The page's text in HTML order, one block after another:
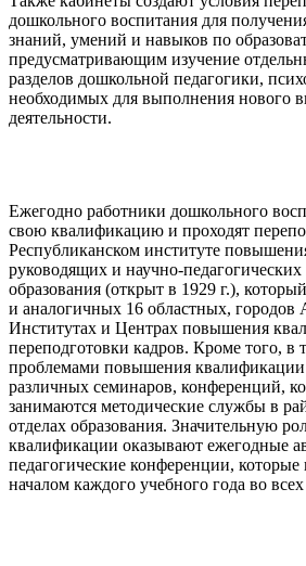
дошкольного воспитания для
знаний, умений и навыков по
предусматривающим изучение
разделов дошкольной педагогики,
необходимых для выполнения нового
деятельности.
Ежегодно работники дошкольного
свою квалификацию и проходят
Республиканском институте
руководящих и научно-педагогических
образования (открыт в 1929 г.),
и аналогичных 16 областных, городов
Институтах и Центрах повышения
переподготовки кадров. Кроме того, в
проблемами повышения квалификации
различных семинаров, конференций,
занимаются методические службы в
отделах образования. Значительную
квалификации оказывают ежегодные
педагогические конференции, которые
началом каждого учебного года во